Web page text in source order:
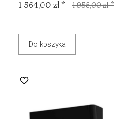
1 564,00 zł * 1 955,00 zł *
Do koszyka